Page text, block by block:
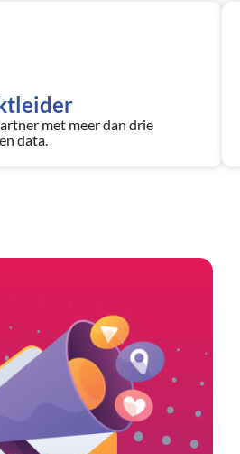
met meer dan drie
data.